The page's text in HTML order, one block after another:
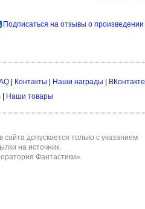
Подписаться на отзывы о произведении
| Контакты | Наши награды | ВКонтакте
| Наши товары
допускается только с указанием
на источник.
Фантастики»